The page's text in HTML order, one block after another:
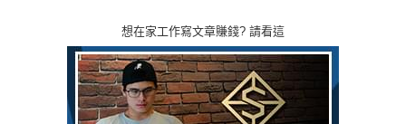
想在家工作寫文章賺錢? 請看這